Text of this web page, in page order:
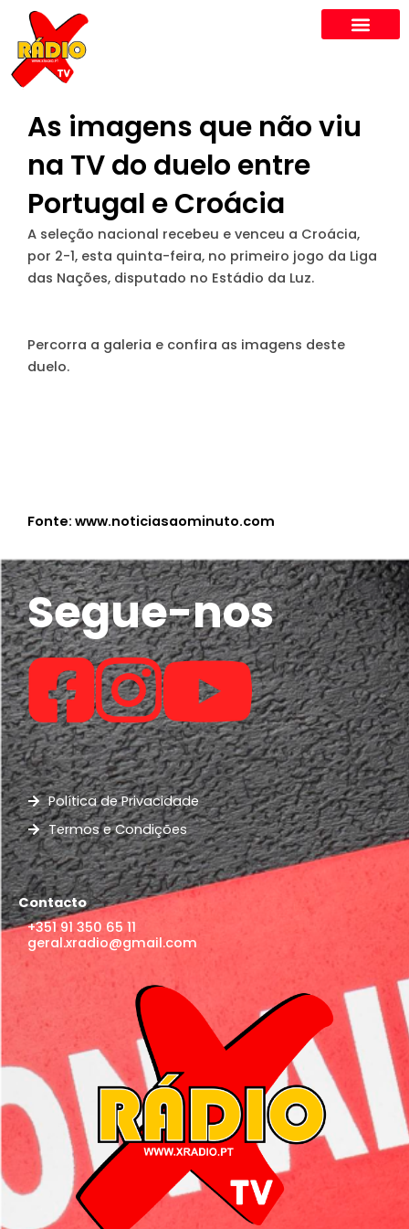
content
As imagens que não viu
na TV do duelo entre
Portugal e Croácia
A seleção nacional recebeu e venceu a Croácia,
por 2-1, esta quinta-feira, no primeiro jogo da Liga
das Nações, disputado no Estádio da Luz.
Percorra a galeria e confira as imagens deste
duelo.
Fonte: www.noticiasaominuto.com
Segue-nos
Política de Privacidade
Termos e Condições
Contacto
+351 91 350 65 11
geral.xradio@gmail.com